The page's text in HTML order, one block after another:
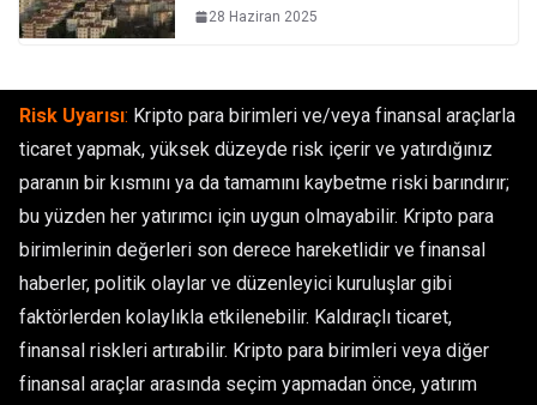
28 Haziran 2025
Risk Uyarısı: Kripto para birimleri ve/veya finansal araçlarla
ticaret yapmak, yüksek düzeyde risk içerir ve yatırdığınız
paranın bir kısmını ya da tamamını kaybetme riski barındırır;
bu yüzden her yatırımcı için uygun olmayabilir. Kripto para
birimlerinin değerleri son derece hareketlidir ve finansal
haberler, politik olaylar ve düzenleyici kuruluşlar gibi
faktörlerden kolaylıkla etkilenebilir. Kaldıraçlı ticaret,
finansal riskleri artırabilir. Kripto para birimleri veya diğer
finansal araçlar arasında seçim yapmadan önce, yatırım